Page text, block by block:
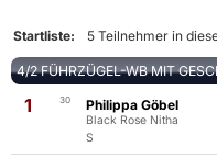
Startliste: 5 Teilnehmer in
4/2 FÜHRZÜGEL-WB MIT
1 30 Philippa Göbel
Black Rose Nitha
S